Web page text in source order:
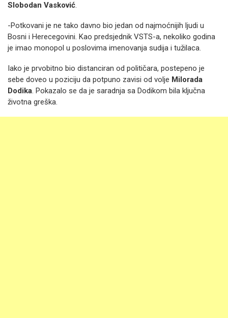
Slobodan Vasković.
-Potkovani je ne tako davno bio jedan od najmoćnijih ljudi u
Bosni i Herecegovini. Kao predsjednik VSTS-a, nekoliko godina
je imao monopol u poslovima imenovanja sudija i tužilaca.
Iako je prvobitno bio distanciran od političara, postepeno je
sebe doveo u poziciju da potpuno zavisi od volje Milorada
Dodika. Pokazalo se da je saradnja sa Dodikom bila ključna
životna greška.